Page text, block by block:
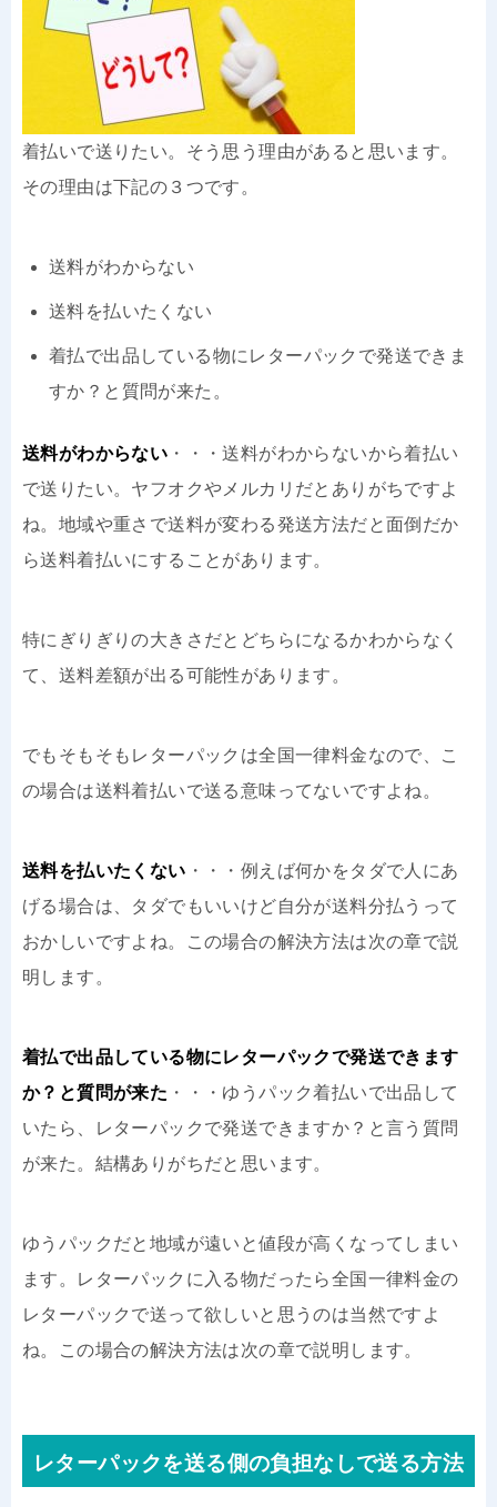
着払いで送りたい。そう思う理由があると思います。
その理由は下記の３つです。
送料がわからない
送料を払いたくない
着払で出品している物にレターパックで発送できま
すか？と質問が来た。
送料がわからない ・・・送料がわからないから着払い
で送りたい。ヤフオクやメルカリだとありがちですよ
ね。地域や重さで送料が変わる発送方法だと面倒だか
ら送料着払いにすることがあります。
特にぎりぎりの大きさだとどちらになるかわからなく
て、送料差額が出る可能性があります。
でもそもそもレターパックは全国一律料金なので、こ
の場合は送料着払いで送る意味ってないですよね。
送料を払いたくない ・・・例えば何かをタダで人にあ
げる場合は、タダでもいいけど自分が送料分払うって
おかしいですよね。この場合の解決方法は次の章で説
明します。
着払で出品している物にレターパックで発送できます
か？と質問が来た ・・・ゆうパック着払いで出品して
いたら、レターパックで発送できますか？と言う質問
が来た。結構ありがちだと思います。
ゆうパックだと地域が遠いと値段が高くなってしまい
ます。レターパックに入る物だったら全国一律料金の
レターパックで送って欲しいと思うのは当然ですよ
ね。この場合の解決方法は次の章で説明します。
レターパックを送る側の負担なしで送る方法